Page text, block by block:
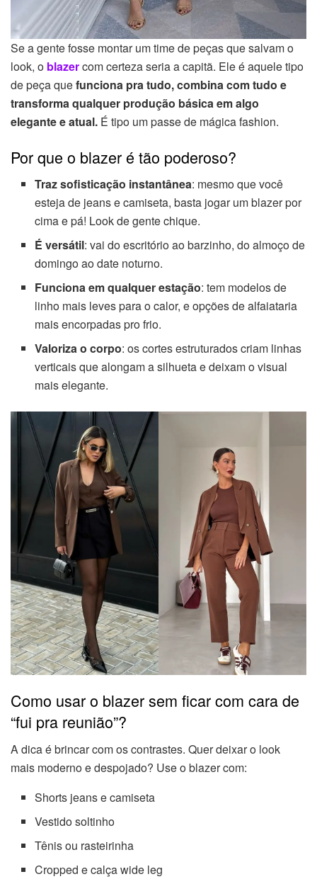
Se a gente fosse montar um time de peças que salvam o
look, o blazercom certeza seria a capitã. Ele é aquele tipo
de peça quefunciona pra tudo, combina com tudo e
transforma qualquer produção básica em algo
elegante e atual. É tipo um passe de mágica fashion.
Por que o blazer é tão poderoso?
Traz sofisticação instantânea: mesmo que você
esteja de jeans e camiseta, basta jogar um blazer por
cima e pá! Look de gente chique.
É versátil: vai do escritório ao barzinho, do almoço de
domingo ao date noturno.
Funciona em qualquer estação: tem modelos de
linho mais leves para o calor, e opções de alfaiataria
mais encorpadas pro frio.
Valoriza o corpo: os cortes estruturados criam linhas
verticais que alongam a silhueta e deixam o visual
mais elegante.
Como usar o blazer sem ficar com cara de
“fui pra reunião”?
A dica é brincar com os contrastes. Quer deixar o look
mais moderno e despojado? Use o blazer com:
Shorts jeans e camiseta
Vestido soltinho
Tênis ou rasteirinha
Cropped e calça wide leg